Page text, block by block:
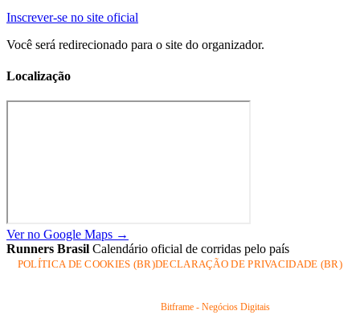
Inscrever-se no site oficial
Você será redirecionado para o site do organizador.
Localização
Ver no Google Maps →
Runners Brasil Calendário oficial de corridas pelo país
Bitframe - Negócios Digitais
POLÍTICA DE COOKIES (BR)DECLARAÇÃO DE PRIVACIDADE (BR)